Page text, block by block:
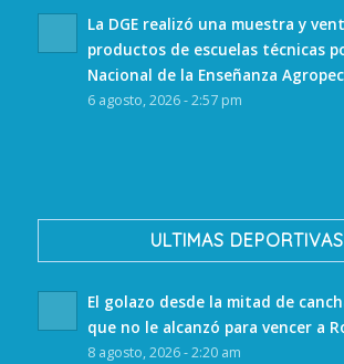
La DGE realizó una muestra y
productos de escuelas técnicas
Nacional de la Enseñanza
6 agosto, 2026 - 2:57 pm
ULTIMAS DEPORTIVAS
El golazo desde la mitad de
que no le alcanzó para vencer a
8 agosto, 2026 - 2:20 am